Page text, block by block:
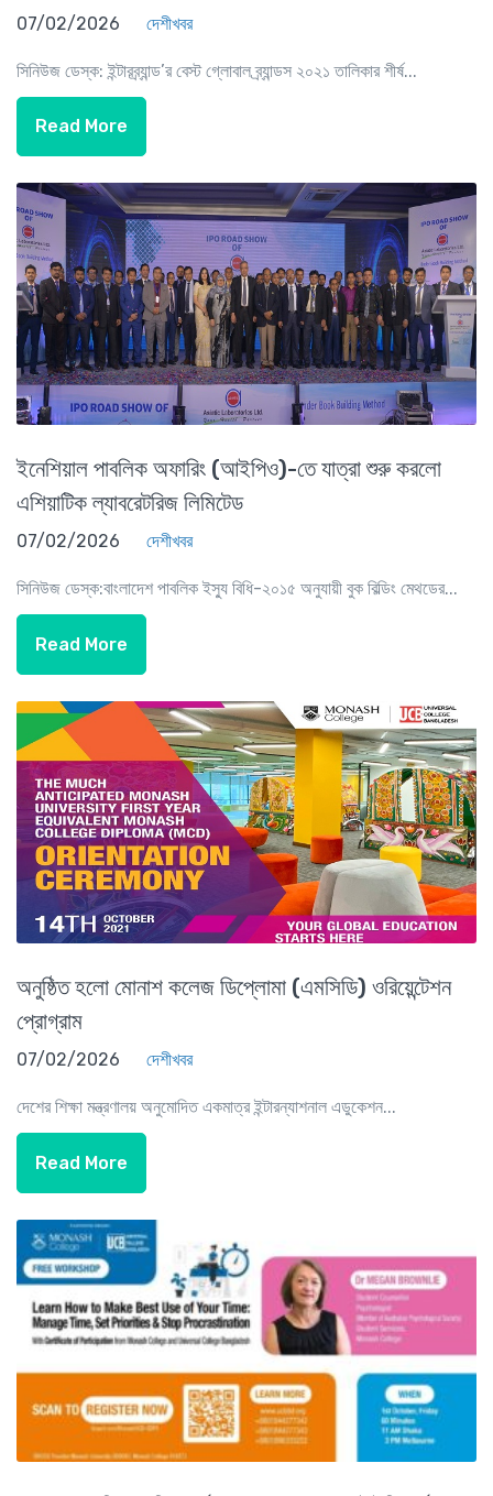
07/02/2026 দেশীখবর
সিনিউজ ডেস্ক: ইন্টারব্র্যান্ড’র বেস্ট গ্লোবাল ব্র্যান্ডস ২০২১ তালিকার শীর্ষ...
Read More
ইনেশিয়াল পাবলিক অফারিং (আইপিও)-তে যাত্রা শুরু করলো
এশিয়াটিক ল্যাবরেটরিজ লিমিটেড
07/02/2026 দেশীখবর
সিনিউজ ডেস্ক:বাংলাদেশ পাবলিক ইস্যু বিধি-২০১৫ অনুযায়ী বুক বিল্ডিং মেথডের...
Read More
অনুষ্ঠিত হলো মোনাশ কলেজ ডিপ্লোমা (এমসিডি) ওরিয়েন্টেশন
প্রোগ্রাম
07/02/2026 দেশীখবর
দেশের শিক্ষা মন্ত্রণালয় অনুমোদিত একমাত্র ইন্টারন্যাশনাল এডুকেশন...
Read More